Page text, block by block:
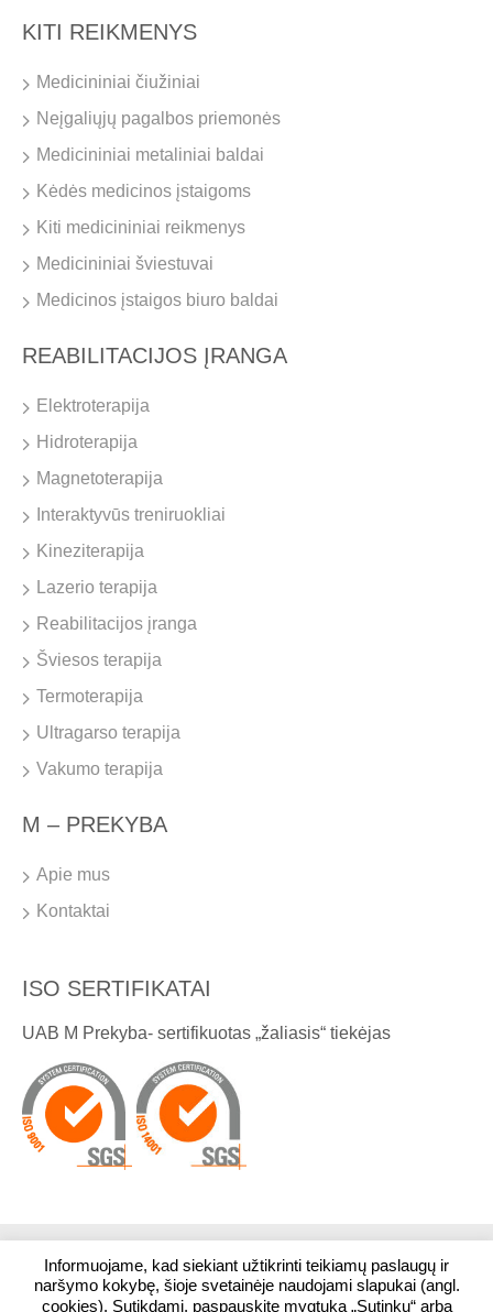
KITI REIKMENYS
Medicininiai čiužiniai
Neįgaliųjų pagalbos priemonės
Medicininiai metaliniai baldai
Kėdės medicinos įstaigoms
Kiti medicininiai reikmenys
Medicininiai šviestuvai
Medicinos įstaigos biuro baldai
REABILITACIJOS ĮRANGA
Elektroterapija
Hidroterapija
Magnetoterapija
Interaktyvūs treniruokliai
Kineziterapija
Lazerio terapija
Reabilitacijos įranga
Šviesos terapija
Termoterapija
Ultragarso terapija
Vakumo terapija
M – PREKYBA
Apie mus
Kontaktai
ISO SERTIFIKATAI
UAB M Prekyba- sertifikuotas „žaliasis“ tiekėjas
© 2026. Visos teisės saugomos. UAB M Prekyba
Informuojame, kad siekiant užtikrinti teikiamų paslaugų ir
naršymo kokybę, šioje svetainėje naudojami slapukai (angl.
cookies). Sutikdami, paspauskite mygtuką „Sutinku“ arba